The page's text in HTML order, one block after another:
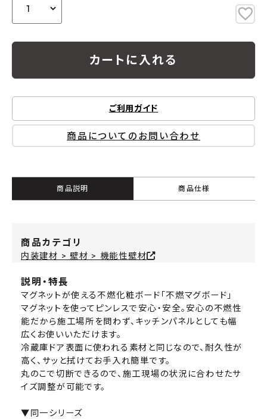
カートに入れる
ご利用ガイド
商品についてのお問い合わせ
商品説明 商品仕様
商品カテゴリ
内装建材 > 壁材 > 機能性壁材
説明・特長
マグネットが使える不燃化粧ボード「不燃マグボード」
マグネットを使ってピンレスで安心・安全。安心の不燃性
能だから施工場所を問わず、キッチンパネルとしても幅
広くお使いいただけます。
冷蔵庫ドア表面に使われる素材と同じなので、耐久性が
高く、サッと拭けてお手入れ簡単です。
丸のこで切断できるので、施工現場の状況に合わせたサ
イズ調整が可能です。
▼同一シリーズ